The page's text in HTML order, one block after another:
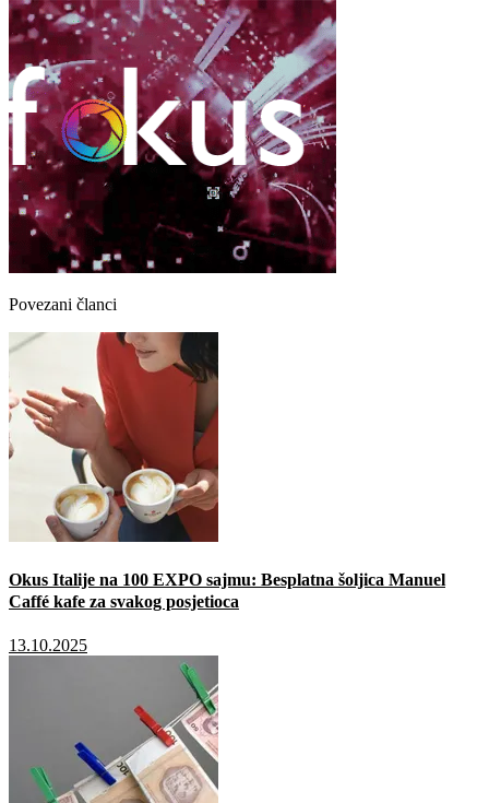
Povezani članci
Okus Italije na 100 EXPO sajmu: Besplatna šoljica Manuel
Caffé kafe za svakog posjetioca
13.10.2025